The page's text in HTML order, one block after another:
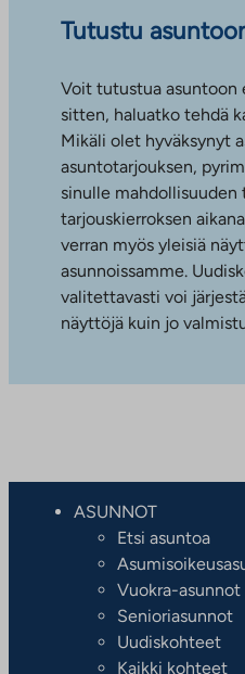
Tutustu
Voit tutustua asuntoon
sitten, haluatko tehdä
Mikäli olet hyväksynyt
asuntotarjouksen,
sinulle
tarjouskierroksen
verran myös yleisiä
asunnoissamme.
valitettavasti voi
näyttöjä kuin jo
ASUNNOT
Etsi asuntoa
Vuokra-asunnot
Senioriasunnot
Uudiskohteet
Kaikki kohteet